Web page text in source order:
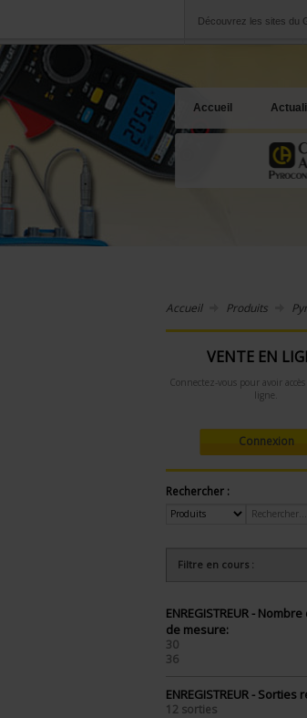
Découvrez les sites du
Accueil
Accueil Produits
VENTE EN
Connectez-vous pour avoir
ligne.
Connexion
Rechercher :
Filtre en cours :
ENREGISTREUR -
de mesure:
30
36
ENREGISTREUR - Sorties
12 sorties